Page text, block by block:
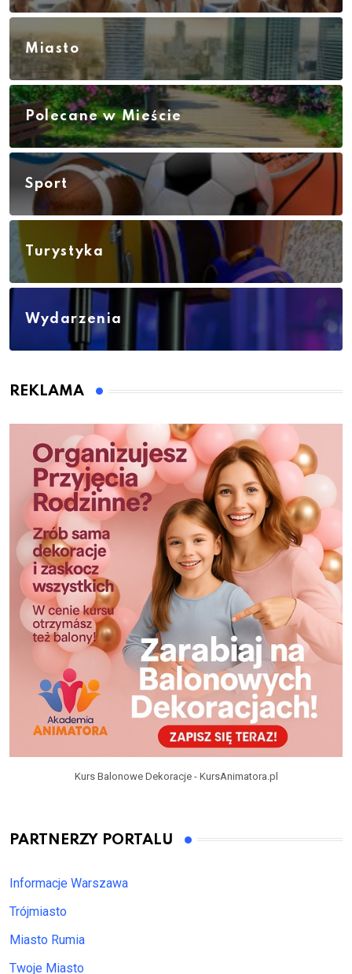
Miasto
Polecane w Mieście
Sport
Turystyka
Wydarzenia
REKLAMA
Kurs Balonowe Dekoracje - KursAnimatora.pl
PARTNERZY PORTALU
Informacje Warszawa
Trójmiasto
Miasto Rumia
Twoje Miasto